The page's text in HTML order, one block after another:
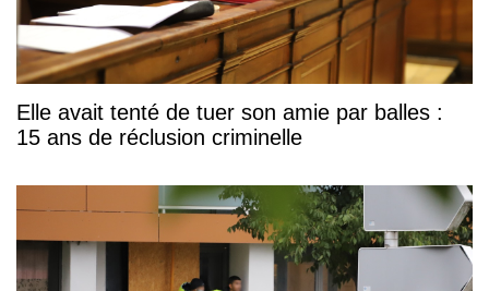
Elle avait tenté de tuer son amie par balles :
15 ans de réclusion criminelle